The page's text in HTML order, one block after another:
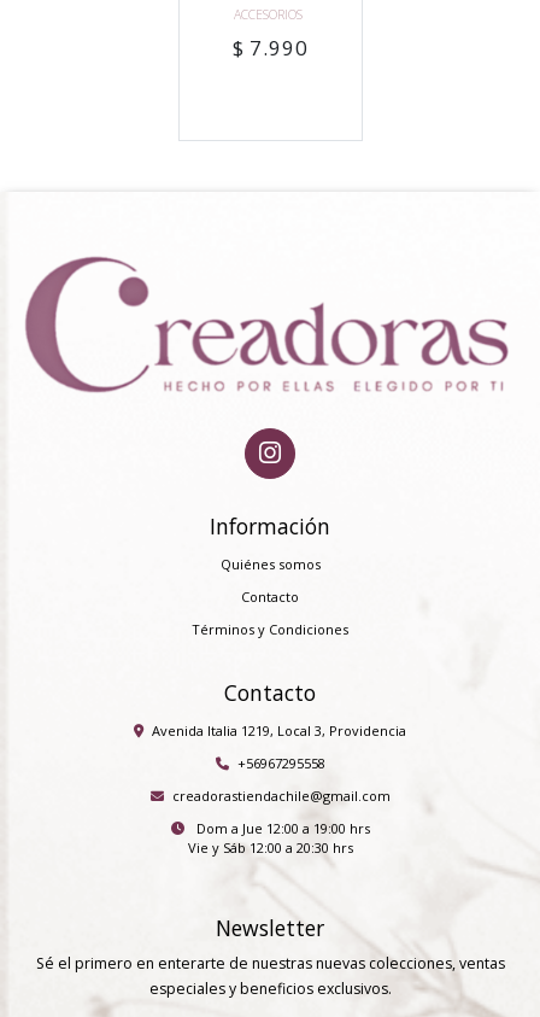
ACCESORIOS
$ 7.990
Información
Quiénes somos
Contacto
Términos y Condiciones
Contacto
Avenida Italia 1219, Local 3, Providencia
+56967295558
creadorastiendachile@gmail.com
Dom a Jue 12:00 a 19:00 hrs
Vie y Sáb 12:00 a 20:30 hrs
Newsletter
Sé el primero en enterarte de nuestras nuevas colecciones, ventas
especiales y beneficios exclusivos.